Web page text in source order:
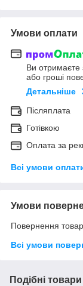
Умови оплати
Ви отримаєте
або гроші
Детальніше
Післяплата
Готівкою
Оплата за
Всі умови
Умови
Повернення
Всі умови
Подібні